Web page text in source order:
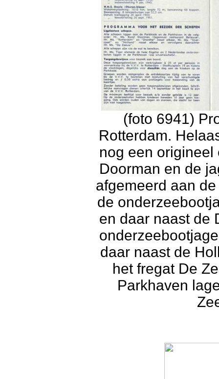
(foto 6941)
Rotterdam.
nog een
Doorman en de
afgemeerd aan
de
en daar naast de
daar naast de
het fregat De
Parkhaven